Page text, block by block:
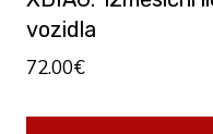
vozidla
72.00€